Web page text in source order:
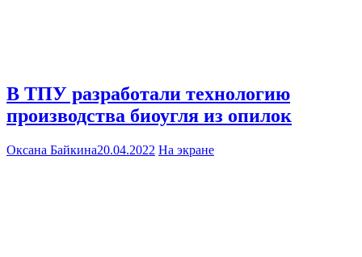
В ТПУ разработали технологию
производства биоугля из опилок
Оксана Байкина20.04.2022 На экране